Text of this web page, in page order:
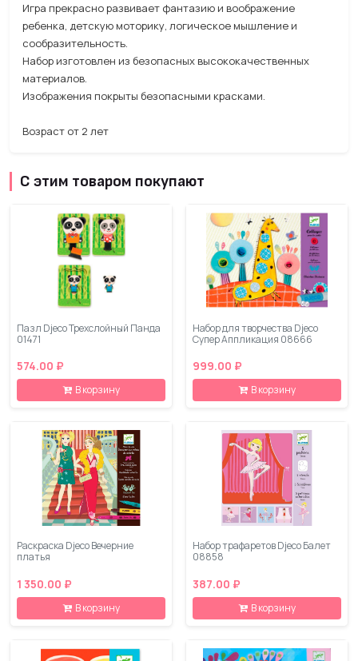
Игра прекрасно развивает фантазию и воображение
ребенка, детскую моторику, логическое мышление и
сообразительность.
Набор изготовлен из безопасных высококачественных
материалов.
Изображения покрыты безопасными красками.
Возраст от 2 лет
С этим товаром покупают
Пазл Djeco Трехслойный Панда
01471
574.00 ₽
В корзину
Набор для творчества Djeco
Супер Аппликация 08666
999.00 ₽
В корзину
Раскраска Djeco Вечерние
платья
1 350.00 ₽
В корзину
Набор трафаретов Djeco Балет
08858
387.00 ₽
В корзину